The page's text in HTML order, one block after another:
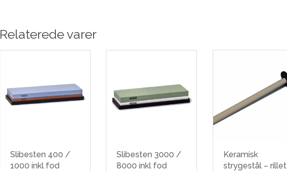
Relaterede varer
Slibesten 400 /
1000 inkl fod
Slibesten 3000 /
8000 inkl fod
Keramisk
strygestål – rillet